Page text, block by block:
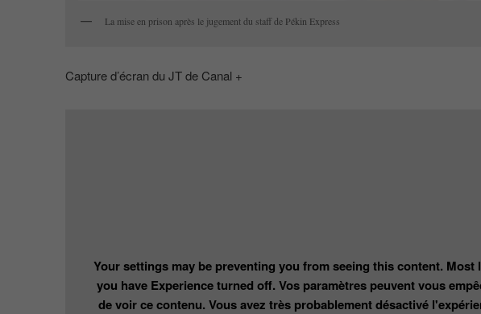
La mise en prison après le jugement du staff de Pékin Express
Capture d’écran du JT de Canal +
Your settings may be preventing you from seeing this content. Most
you have Experience turned off. Vos paramètres peuvent vous
de voir ce contenu. Vous avez très probablement désactivé